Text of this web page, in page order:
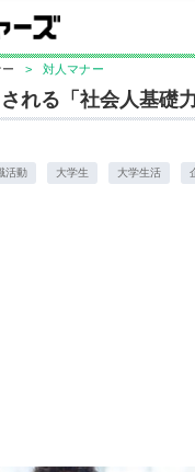
> 対人マナー
れる「社会人基礎
活動 大学生 大学生活